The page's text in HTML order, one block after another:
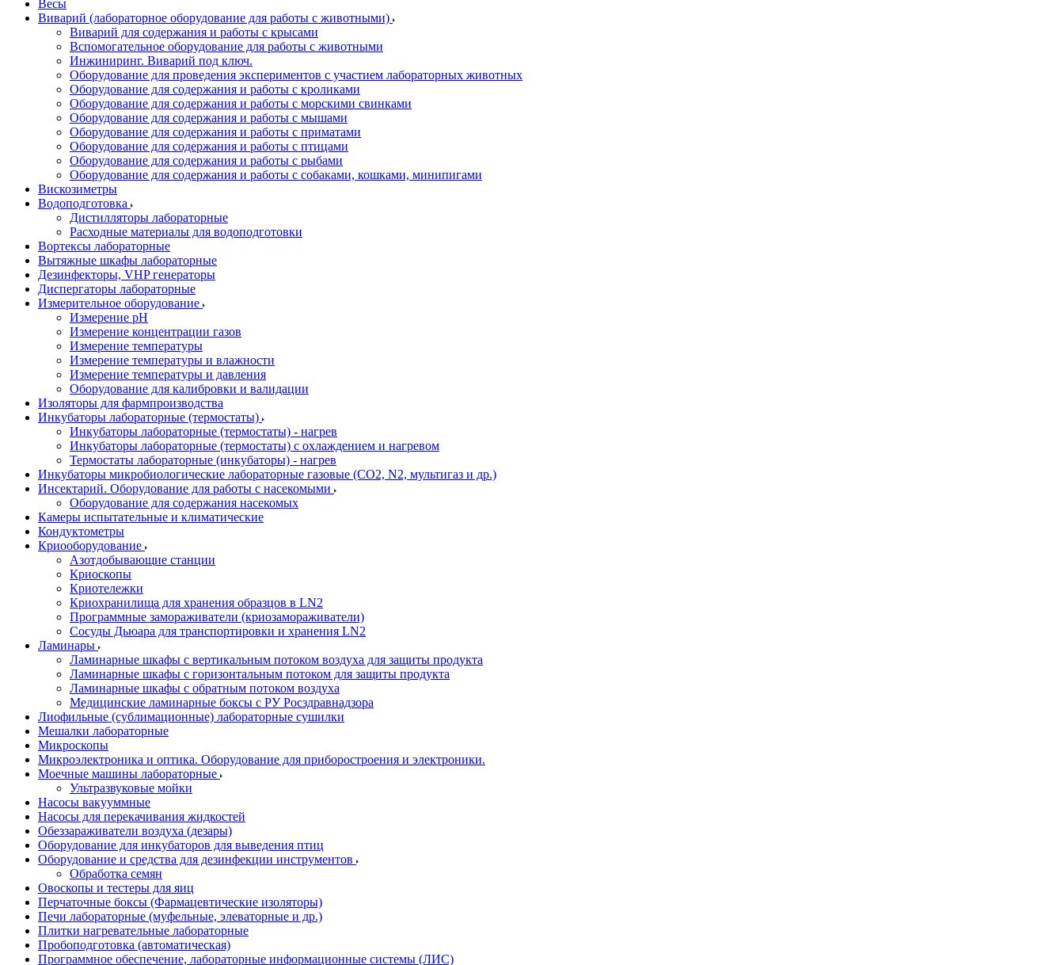
Весы
Виварий (лабораторное оборудование для работы с животными)
Виварий для содержания и работы с крысами
Вспомогательное оборудование для работы с животными
Инжиниринг. Виварий под ключ.
Оборудование для проведения экспериментов с участием лабораторных животных
Оборудование для содержания и работы с кроликами
Оборудование для содержания и работы с морскими свинками
Оборудование для содержания и работы с мышами
Оборудование для содержания и работы с приматами
Оборудование для содержания и работы с птицами
Оборудование для содержания и работы с рыбами
Оборудование для содержания и работы с собаками, кошками, минипигами
Вискозиметры
Водоподготовка
Дистилляторы лабораторные
Расходные материалы для водоподготовки
Вортексы лабораторные
Вытяжные шкафы лабораторные
Дезинфекторы, VHP генераторы
Диспергаторы лабораторные
Измерительное оборудование
Измерение pH
Измерение концентрации газов
Измерение температуры
Измерение температуры и влажности
Измерение температуры и давления
Оборудование для калибровки и валидации
Изоляторы для фармпроизводства
Инкубаторы лабораторные (термостаты)
Инкубаторы лабораторные (термостаты) - нагрев
Инкубаторы лабораторные (термостаты) с охлаждением и нагревом
Термостаты лабораторные (инкубаторы) - нагрев
Инкубаторы микробиологические лабораторные газовые (CO2, N2, мультигаз и др.)
Инсектарий. Оборудование для работы с насекомыми
Оборудование для содержания насекомых
Камеры испытательные и климатические
Кондуктометры
Криооборудование
Азотдобывающие станции
Криоскопы
Криотележки
Криохранилища для хранения образцов в LN2
Программные замораживатели (криозамораживатели)
Сосуды Дьюара для транспортировки и хранения LN2
Ламинары
Ламинарные шкафы с вертикальным потоком воздуха для защиты продукта
Ламинарные шкафы с горизонтальным потоком для защиты продукта
Ламинарные шкафы с обратным потоком воздуха
Медицинские ламинарные боксы с РУ Росздравнадзора
Лиофильные (сублимационные) лабораторные сушилки
Мешалки лабораторные
Микроскопы
Микроэлектроника и оптика. Оборудование для приборостроения и электроники.
Моечные машины лабораторные
Ультразвуковые мойки
Насосы вакууммные
Насосы для перекачивания жидкостей
Обеззараживатели воздуха (дезары)
Оборудование для инкубаторов для выведения птиц
Оборудование и средства для дезинфекции инструментов
Обработка семян
Овоскопы и тестеры для яиц
Перчаточные боксы (Фармацевтические изоляторы)
Печи лабораторные (муфельные, элеваторные и др.)
Плитки нагревательные лабораторные
Пробоподготовка (автоматическая)
Программное обеспечение, лабораторные информационные системы (ЛИС)